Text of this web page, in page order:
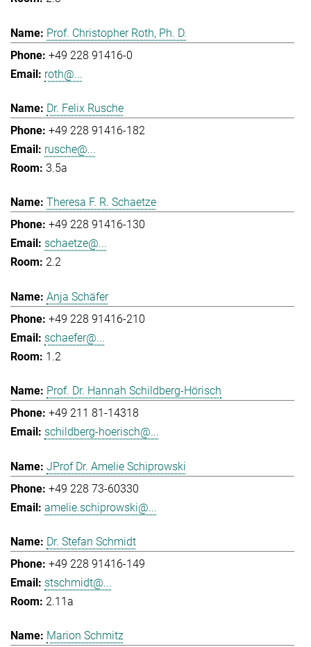
Prof. Christopher Roth, Ph. D.
+49 228 91416-0
roth@...
Dr. Felix Rusche
+49 228 91416-182
rusche@...
3.5a
Theresa F. R. Schaetze
+49 228 91416-130
schaetze@...
2.2
Anja Schäfer
+49 228 91416-210
schaefer@...
1.2
Prof. Dr. Hannah Schildberg-Hörisch
+49 211 81-14318
schildberg-hoerisch@...
JProf Dr. Amelie Schiprowski
+49 228 73-60330
amelie.schiprowski@...
Dr. Stefan Schmidt
+49 228 91416-149
stschmidt@...
2.11a
Marion Schmitz